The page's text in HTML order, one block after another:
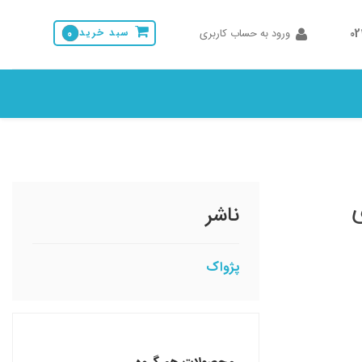
ورود به حساب کاربری سبد خرید 0
ناشر
پژواک